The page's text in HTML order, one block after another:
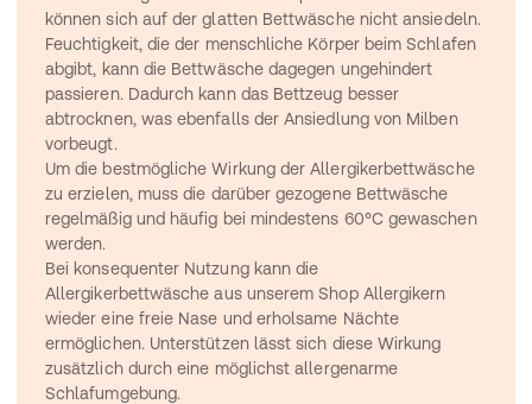
können sich auf der glatten Bettwäsche nicht ansiedeln.
Feuchtigkeit, die der menschliche Körper beim Schlafen
abgibt, kann die Bettwäsche dagegen ungehindert
passieren. Dadurch kann das Bettzeug besser
abtrocknen, was ebenfalls der Ansiedlung von Milben
vorbeugt.
Um die bestmögliche Wirkung der Allergikerbettwäsche
zu erzielen, muss die darüber gezogene Bettwäsche
regelmäßig und häufig bei mindestens 60°C gewaschen
werden.
Bei konsequenter Nutzung kann die
Allergikerbettwäsche aus unserem Shop Allergikern
wieder eine freie Nase und erholsame Nächte
ermöglichen. Unterstützen lässt sich diese Wirkung
zusätzlich durch eine möglichst allergenarme
Schlafumgebung.